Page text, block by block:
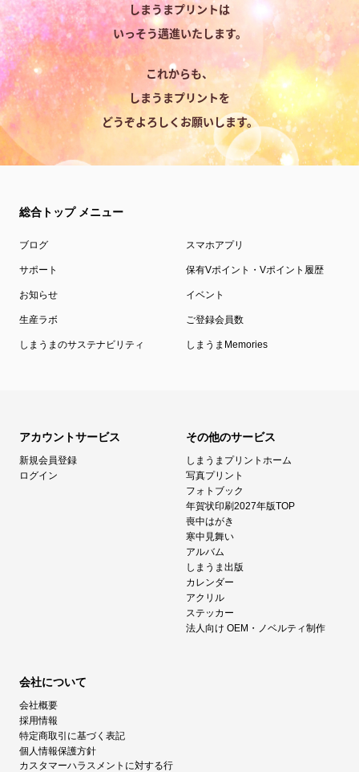
しまうまプリントは
いっそう邁進いたします。
これからも、
しまうまプリントを
どうぞよろしくお願いします。
総合トップ メニュー
ブログ スマホアプリ
サポート 保有Vポイント・Vポイント履歴
お知らせ イベント
生産ラボ ご登録会員数
しまうまのサステナビリティ しまうまMemories
アカウントサービス
新規会員登録
ログイン
その他のサービス
しまうまプリントホーム
写真プリント
フォトブック
年賀状印刷2027年版TOP
喪中はがき
寒中見舞い
アルバム
しまうま出版
カレンダー
アクリル
ステッカー
法人向け OEM・ノベルティ制作
会社について
会社概要
採用情報
特定商取引に基づく表記
個人情報保護方針
カスタマーハラスメントに対する行